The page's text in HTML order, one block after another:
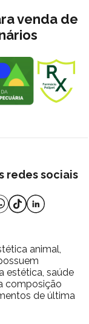
venda de
redes sociais
animal,
estética, saúde
composição
de última